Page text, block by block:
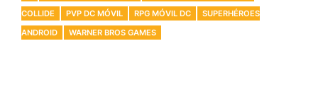
COLLIDE
PVP DC MÓVIL RPG MÓVIL DC
SUPERHÉROES
ANDROID
WARNER BROS GAMES